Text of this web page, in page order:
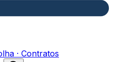
· Contratos